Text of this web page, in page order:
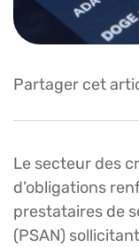
Partager cet
Le secteur des
d’obligations
prestataires de
(PSAN)